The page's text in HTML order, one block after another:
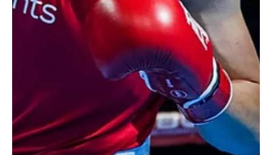
predsednik Olimpijskog komiteta Srbije, izjavio je: "Nenad
Borovčanin je uradio za srpski boks više nego svi zajedno pre
njega za 50 godina"! Prvi čovek OKS je u društvu ministra Zorana
Gajića, ministra sporta Republike Srbije, proveo popodne u trening
kampu na kojem se reprezentativci Srbije i još pet inostranih
nacionalnih selekcija pripremaju za 63. Beogradski pobednik. Dejan
Tomašević je u izjavio za BOKS-